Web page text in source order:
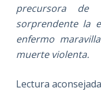
precursora
sorprendente la
enfermo
muerte violenta.
Lectura